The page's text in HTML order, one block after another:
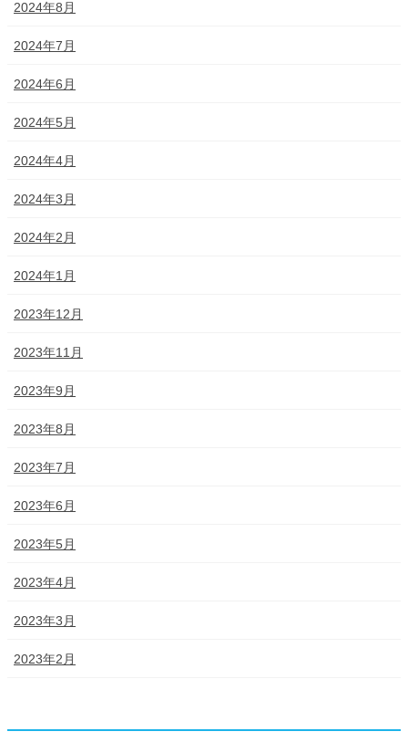
2024年8月
2024年7月
2024年6月
2024年5月
2024年4月
2024年3月
2024年2月
2024年1月
2023年12月
2023年11月
2023年9月
2023年8月
2023年7月
2023年6月
2023年5月
2023年4月
2023年3月
2023年2月